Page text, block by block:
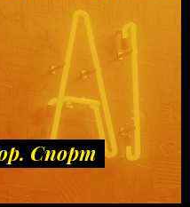
Спорт